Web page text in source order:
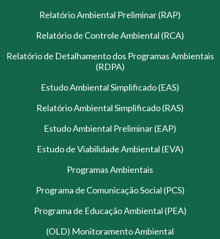
Relatório Ambiental Preliminar (RAP)
Relatório de Controle Ambiental (RCA)
Relatório de Detalhamento dos Programas Ambientais
(RDPA)
Estudo Ambiental Simplificado (EAS)
Relatório Ambiental Simplificado (RAS)
Estudo Ambiental Preliminar (EAP)
Estudo de Viabilidade Ambiental (EVA)
Programas Ambientais
Programa de Comunicação Social (PCS)
Programa de Educação Ambiental (PEA)
(OLD) Monitoramento Ambiental